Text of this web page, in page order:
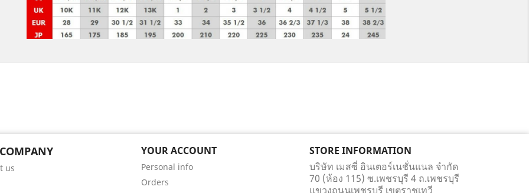
us
YOUR ACCOUNT
Personal info
Orders
STORE INFORMATION
บริษัท เมสซี่ อินเตอร์เนชั่นแนล จำกัด
70 (ห้อง 115) ซ.เพชรบุรี 4 ถ.เพชรบุรี
แขวงถนนเพชรบุรี เขตราชเทวี